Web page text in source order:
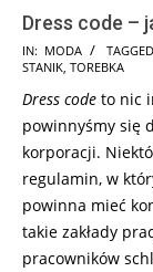
Dress code –
2018-
03-
16
IN: MODA
STANIK TOREBKA
Dress code to nic
powinnyśmy się
korporacji.
regulamin, w
powinna mieć
takie zakłady
pracowników